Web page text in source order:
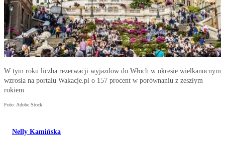
W tym roku liczba rezerwacji wyjazdow do Włoch w okresie wielkanocnym
wzrosła na portalu Wakacje.pl o 157 procent w porównaniu z zeszłym
rokiem
Foto: Adobe Stock
Nelly Kamińska